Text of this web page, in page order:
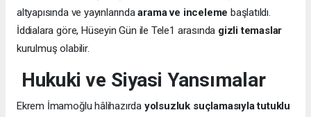
altyapısında ve yayınlarındaarama ve inceleme başlatıldı.
İddialara göre, Hüseyin Gün ile Tele1 arasında gizli temaslar
kurulmuş olabilir.
Hukuki ve Siyasi Yansımalar
Ekrem İmamoğlu hâlihazırda yolsuzluk suçlamasıyla tutuklu